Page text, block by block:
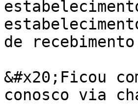
de
&#x20;Ficou